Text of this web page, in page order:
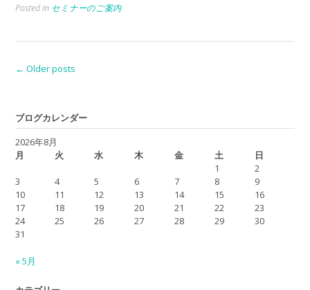
Posted in セミナーのご案内
Posts
← Older posts
ブログカレンダー
2026年8月
月
火 水 木 金 土
日
1
2
3
4 5 6 7 8
9
10
11 12 13 14 15
16
17
18 19 20 21 22
23
24
25 26 27 28 29
30
31
« 5月